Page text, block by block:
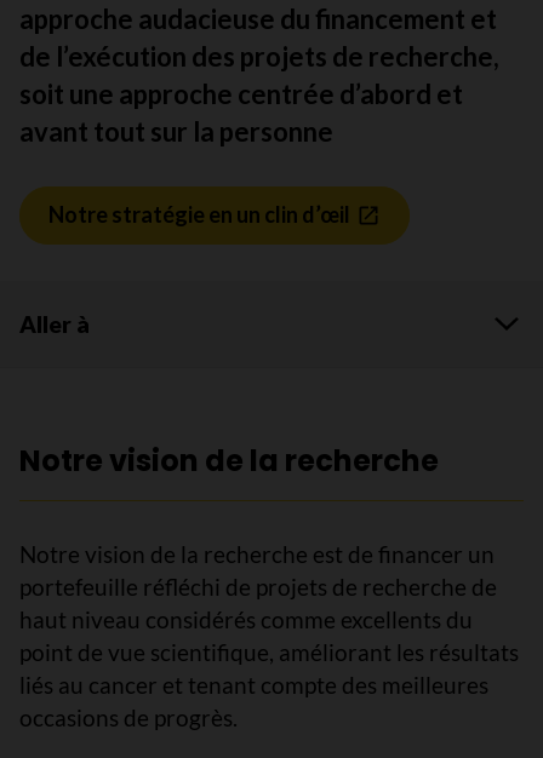
approche audacieuse du financement et
de l’exécution des projets de recherche,
soit une approche centrée d’abord et
avant tout sur la personne
Notre stratégie en un clin d’œil
Aller à
Notre vision de la recherche
Notre vision de la recherche est de financer un
portefeuille réfléchi de projets de recherche de
haut niveau considérés comme excellents du
point de vue scientifique, améliorant les résultats
liés au cancer et tenant compte des meilleures
occasions de progrès.